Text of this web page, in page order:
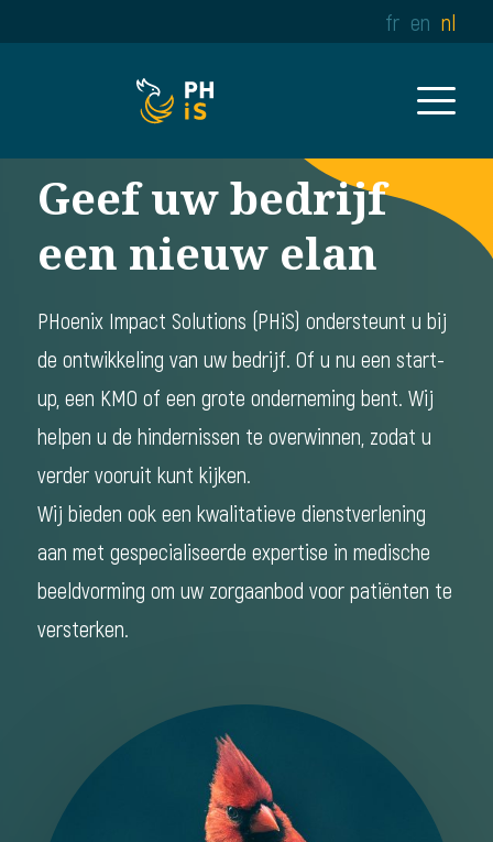
fr en nl
Geef uw bedrijf
een nieuw elan
PHoenix Impact Solutions (PHiS) ondersteunt u bij
de ontwikkeling van uw bedrijf. Of u nu een start-
up, een KMO of een grote onderneming bent. Wij
helpen u de hindernissen te overwinnen, zodat u
verder vooruit kunt kijken.
Wij bieden ook een kwalitatieve dienstverlening
aan met gespecialiseerde expertise in medische
beeldvorming om uw zorgaanbod voor patiënten te
versterken.